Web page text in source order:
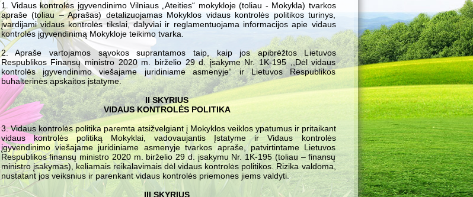
1. Vidaus kontrolės įgyvendinimo Vilniaus „Ateities“ mokykloje (toliau - Mokykla) tvarkos
apraše (toliau – Aprašas) detalizuojamas Mokyklos vidaus kontrolės politikos turinys,
įvardijami vidaus kontrolės tikslai, dalyviai ir reglamentuojama informacijos apie vidaus
kontrolės įgyvendinimą Mokykloje teikimo tvarka.
2. Apraše vartojamos sąvokos suprantamos taip, kaip jos apibrėžtos Lietuvos
Respublikos Finansų ministro 2020 m. birželio 29 d. įsakyme Nr. 1K-195 ,,Dėl vidaus
kontrolės įgyvendinimo viešajame juridiniame asmenyje“ ir Lietuvos Respublikos
buhalterinės apskaitos įstatyme.
II SKYRIUS
VIDAUS KONTROLĖS POLITIKA
3. Vidaus kontrolės politika paremta atsižvelgiant į Mokyklos veiklos ypatumus ir pritaikant
vidaus kontrolės politiką Mokyklai, vadovaujantis Įstatyme ir Vidaus kontrolės
įgyvendinimo viešajame juridiniame asmenyje tvarkos apraše, patvirtintame Lietuvos
Respublikos finansų ministro 2020 m. birželio 29 d. įsakymu Nr. 1K-195 (toliau – finansų
ministro įsakymas), keliamais reikalavimais dėl vidaus kontrolės politikos. Rizika valdoma,
nustatant jos veiksnius ir parenkant vidaus kontrolės priemones jiems valdyti.
III SKYRIUS